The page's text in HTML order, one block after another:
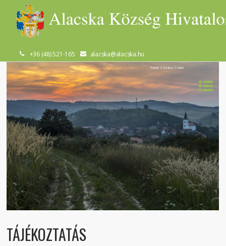
+36 (48) 521-165 alacska@alacska.hu
Fotók: Csontos Csaba
TÁJÉKOZTATÁS